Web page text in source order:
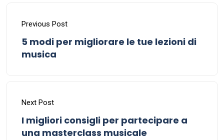
Previous Post
5 modi per migliorare le tue lezioni di
musica
Next Post
I migliori consigli per partecipare a
una masterclass musicale